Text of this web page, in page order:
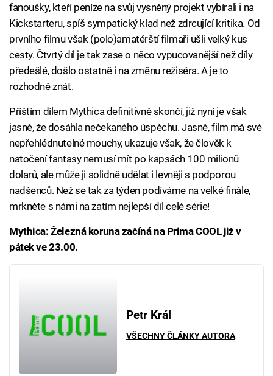
fanoušky, kteří peníze na svůj vysněný projekt vybírali i na
Kickstarteru, spíš sympatický klad než zdrcující kritika. Od
prvního filmu však (polo)amatérští filmaři ušli velký kus
cesty. Čtvrtý díl je tak zase o něco vypucovanější než díly
předešlé, došlo ostatně i na změnu režiséra. A je to
rozhodně znát.
Příštím dílem Mythica definitivně skončí, již nyní je však
jasné, že dosáhla nečekaného úspěchu. Jasně, film má své
nepřehlédnutelné mouchy, ukazuje však, že člověk k
natočení fantasy nemusí mít po kapsách 100 milionů
dolarů, ale může ji solidně udělat i levněji s podporou
nadšenců. Než se tak za týden podíváme na velké finále,
mrkněte s námi na zatím nejlepší díl celé série!
Mythica: Železná koruna začíná na Prima COOL již v
pátek ve 23.00.
Petr Král
VŠECHNY ČLÁNKY AUTORA